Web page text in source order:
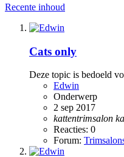
Recente inhoud
Cats only
Deze topic is bedoeld
Edwin
Onderwerp
2 sep 2017
kattentrimsalon
Reacties: 0
Forum: